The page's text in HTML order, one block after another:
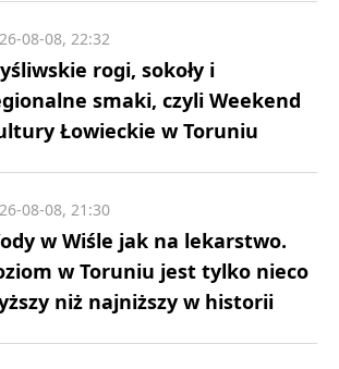
rogi, sokoły i
smaki, czyli Weekend
Łowieckie w Toruniu
08-08, 22:32
w Wiśle jak na lekarstwo.
w Toruniu jest tylko nieco
niż najniższy w historii
08-08, 21:30